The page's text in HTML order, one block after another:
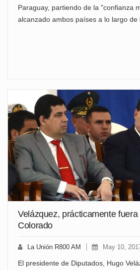
Paraguay, partiendo de la "confianza
alcanzado ambos países a lo largo de
Velázquez, prácticamente
Colorado
La Unión R800 AM May 10,
El presidente de Diputados, Hugo